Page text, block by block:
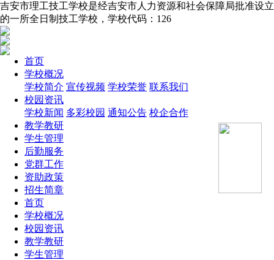
吉安市理工技工学校是经吉安市人力资源和社会保障局批准设立
的一所全日制技工学校，学校代码：126
首页
学校概况
学校简介 宣传视频 学校荣誉 联系我们
校园资讯
学校新闻 多彩校园 通知公告 校企合作
教学教研
学生管理
后勤服务
党群工作
资助政策
招生简章
首页
学校概况
校园资讯
教学教研
学生管理